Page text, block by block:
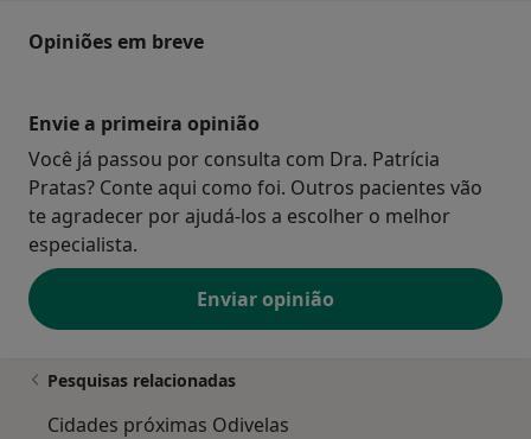
Opiniões em breve
Envie a primeira opinião
Você já passou por consulta com Dra. Patrícia
Pratas? Conte aqui como foi. Outros pacientes vão
te agradecer por ajudá-los a escolher o melhor
especialista.
Enviar opinião
Pesquisas relacionadas
Cidades próximas Odivelas